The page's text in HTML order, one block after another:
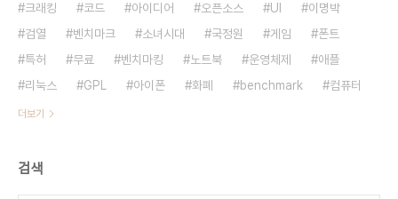
크래킹
코드 아이디어 오픈소스 UI
이명박
검열
벤치마크 소녀시대 국정원 게임
폰트
특허
무료 벤치마킹 노트북 운영체제
애플
리눅스
GPL 아이폰 화폐 benchmark 컴퓨터
더보기
검색